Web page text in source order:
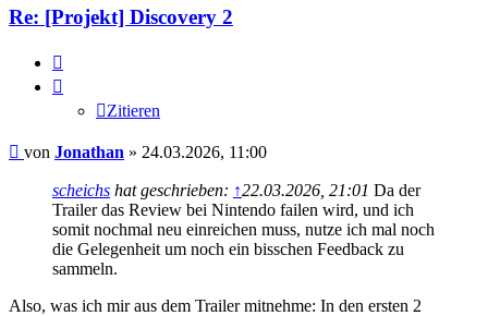
Re: [Projekt] Discovery 2
Zitieren
Beitrag
von Jonathan » 24.03.2026, 11:00
scheichs hat geschrieben: ↑22.03.2026, 21:01 Da der
Trailer das Review bei Nintendo failen wird, und ich
somit nochmal neu einreichen muss, nutze ich mal noch
die Gelegenheit um noch ein bisschen Feedback zu
sammeln.
Also, was ich mir aus dem Trailer mitnehme: In den ersten 2